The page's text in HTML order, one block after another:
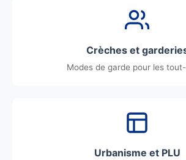
Crèches et
Modes de garde pour les
Urbanisme et PLU